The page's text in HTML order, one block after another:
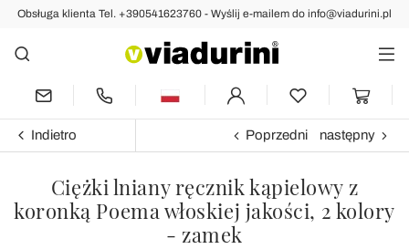
Obsługa klienta Tel. +390541623760 - Wyślij e-mailem do info@viadurini.pl
Indietro Poprzedni następny
Ciężki lniany ręcznik kąpielowy z
koronką Poema włoskiej jakości, 2 kolory
- zamek